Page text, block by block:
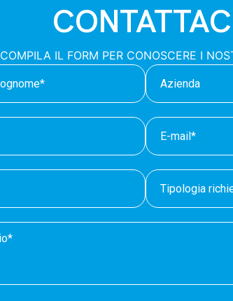
COMPILA IL FORM PER CONOSCERE I